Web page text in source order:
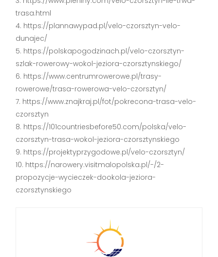
trasa.html
https://plannawypad.pl/velo-czorsztyn-velo-
dunajec/
https://polskapogodzinach.pl/velo-czorsztyn-
szlak-rowerowy-wokol-jeziora-czorsztynskiego/
https://www.centrumrowerowe.pl/trasy-
rowerowe/trasa-rowerowa-velo-czorsztyn/
https://www.znajkraj.pl/fot/pokrecona-trasa-velo-
czorsztyn
https://101countriesbefore50.com/polska/velo-
czorsztyn-trasa-wokol-jeziora-czorsztynskiego
https://projektyprzygodowe.pl/velo-czorsztyn/
https://narowery.visitmalopolska.pl/-/2-
propozycje-wycieczek-dookola-jeziora-
czorsztynskiego